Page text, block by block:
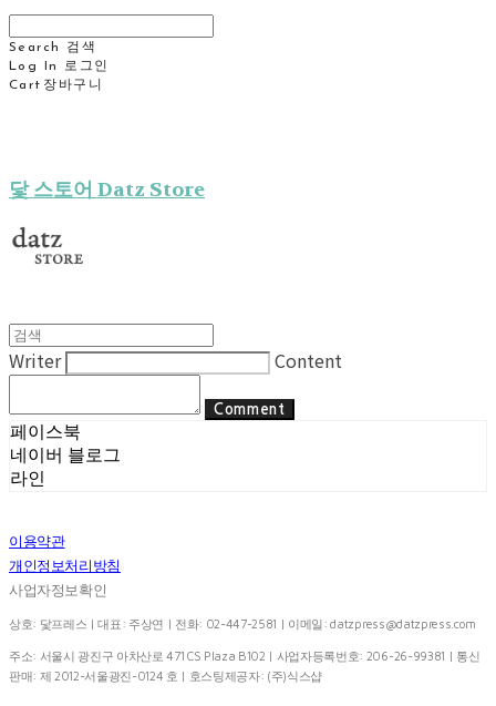
Search
검색
Log In
로그인
Cart 장바구니
닻 스토어 Datz Store
Writer Content
Comment
페이스북
네이버 블로그
라인
이용약관
개인정보처리방침
사업자정보확인
상호: 닻프레스 | 대표: 주상연 | 전화: 02-447-2581 | 이메일:datzpress@datzpress.com
주소: 서울시 광진구 아차산로 471 CS Plaza B102 | 사업자등록번호: 206-26-99381 | 통신
판매: 제 2012-서울광진-0124 호 | 호스팅제공자: (주)식스샵